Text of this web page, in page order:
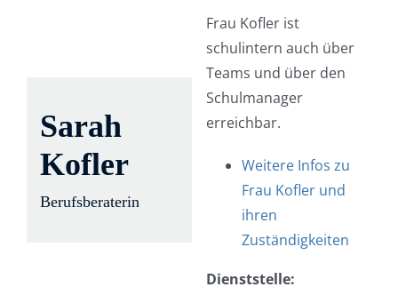
Sarah
Kofler
Berufsberaterin
Frau Kofler ist
schulintern auch über
Teams und über den
Schulmanager
erreichbar.
Weitere Infos zu
Frau Kofler und
ihren
Zuständigkeiten
Dienststelle: